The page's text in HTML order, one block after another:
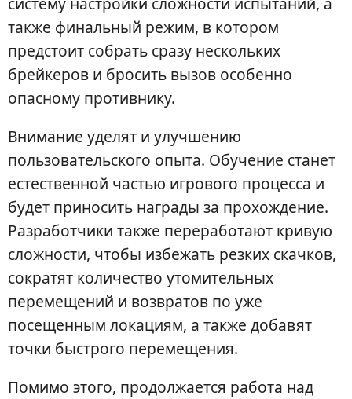
также финальный режим, в котором
предстоит собрать сразу нескольких
брейкеров и бросить вызов особенно
опасному противнику.
Внимание уделят и улучшению
пользовательского опыта. Обучение станет
естественной частью игрового процесса и
будет приносить награды за прохождение.
Разработчики также переработают кривую
сложности, чтобы избежать резких скачков,
сократят количество утомительных
перемещений и возвратов по уже
посещенным локациям, а также добавят
точки быстрого перемещения.
Помимо этого, продолжается работа над